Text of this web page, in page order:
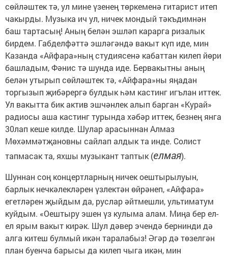
сөйләштек тә, ул мине үзенең төркеменә гитарист итеп
чакырды. Музыка ич ул, ничек мондый тәкъдимнән
баш тартасың! Аның белән эшләп карарга ризалык
бирдем. Габделфәттә эшләгәндә вакыт күп иде, мин
Казанда «Айфара»ның студиясенә кабаттан килеп йөри
башладым, Фәнис тә шунда иде. Бервакытны аның
белән утырып сөйләштек тә, «Айфара»ны яңадан
торгызып җибәрергә булдык һәм кастинг игълан иттек.
Ул вакытта бик актив эшчәнлек алып барган «Курай»
радиосы аша кастинг турында хәбәр иттек, безнең янга
30лап кеше килде. Шулар арасыннан Алмаз
Мөхәммәтҗановны сайлап алдык та инде. Солист
тапмасак та, яхшы музыкант таптык (елмая).
Шуннан соң концертларның ничек оештырылуын,
барлык нечкәлекләрен үзлектән өйрәнеп, «Айфара»
егетләрен җыйдым да, руслар әйтмешли, ультиматум
куйдым. «Оештыру эшен үз кулыма алам. Миңа бер ел-
ел ярым вакыт кирәк. Шул дәвер эчендә бернинди дә
алга китеш булмый икән таралабыз! Әгәр дә төзелгән
план буенча барысы да килеп чыга икән, мин